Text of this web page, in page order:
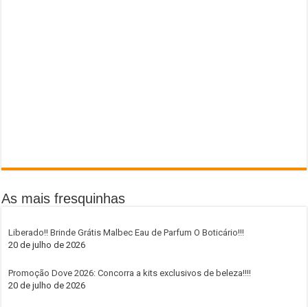
As mais fresquinhas
Liberado!! Brinde Grátis Malbec Eau de Parfum O Boticário!!!
20 de julho de 2026
Promoção Dove 2026: Concorra a kits exclusivos de beleza!!!!
20 de julho de 2026